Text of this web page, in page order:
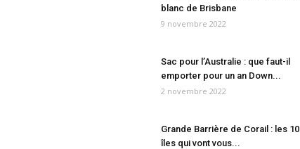
blanc de Brisbane
9 novembre 2022
Sac pour l’Australie : que faut-il
emporter pour un an Down...
2 novembre 2022
Grande Barrière de Corail : les 10
îles qui vont vous...